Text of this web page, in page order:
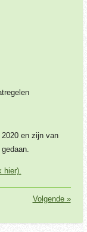
en zijn van
hier).
Volgende»